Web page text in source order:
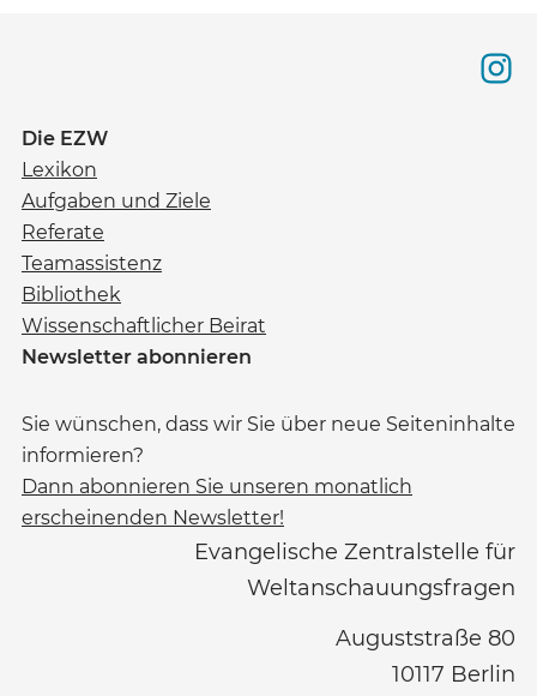
Die EZW
Lexikon
Aufgaben und Ziele
Referate
Teamassistenz
Bibliothek
Wissenschaftlicher Beirat
Newsletter abonnieren
Sie wünschen, dass wir Sie über neue Seiteninhalte
informieren?
Dann abonnieren Sie unseren monatlich
erscheinenden Newsletter!
Evangelische Zentralstelle für
Weltanschauungsfragen
Auguststraße 80
10117 Berlin